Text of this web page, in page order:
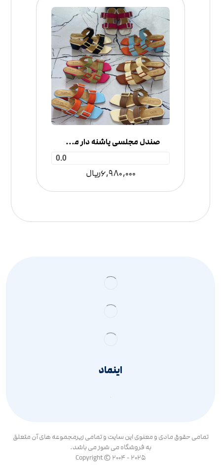
صندل مجلسی پاشنه دار مدل دو سگک
0.0
6,980,000ریال
اینماد
تمامی حقوق مادی و معنوی این سایت و تمامی زیرمجموعه های آن متعلق
به فروشگاه می شوز می باشد.
Copyright © 2004 - 2025